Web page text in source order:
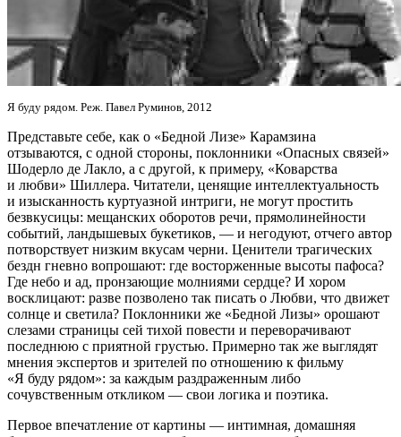
Я буду рядом. Реж. Павел Руминов, 2012
Представьте себе, как о «Бедной Лизе» Карамзина
отзываются, с одной стороны, поклонники «Опасных связей»
Шодерло де Лакло, а с другой, к примеру, «Коварства
и любви» Шиллера. Читатели, ценящие интеллектуальность
и изысканность куртуазной интриги, не могут простить
безвкусицы: мещанских оборотов речи, прямолинейности
событий, ландышевых букетиков, — и негодуют, отчего автор
потворствует низким вкусам черни. Ценители трагических
бездн гневно вопрошают: где восторженные высоты пафоса?
Где небо и ад, пронзающие молниями сердце? И хором
восклицают: разве позволено так писать о Любви, что движет
солнце и светила? Поклонники же «Бедной Лизы» орошают
слезами страницы сей тихой повести и переворачивают
последнюю с приятной грустью. Примерно так же выглядят
мнения экспертов и зрителей по отношению к фильму
«Я буду рядом»: за каждым раздраженным либо
сочувственным откликом — свои логика и поэтика.
Первое впечатление от картины — интимная, домашняя